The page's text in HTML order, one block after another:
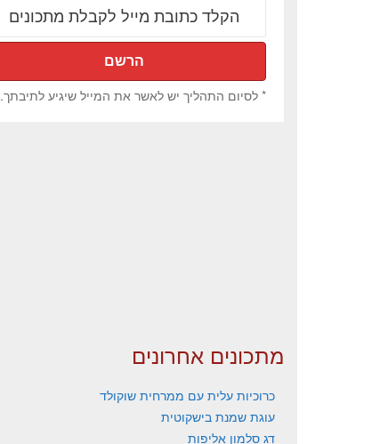
* לסיום התהליך יש לאשר את המייל שיגיע לתיבתך.
מתכונים אחרונים
כרוכיות עלית עם ממרחית שוקולד
עוגת שמנת בישקוטית
דג סלמון אליפות